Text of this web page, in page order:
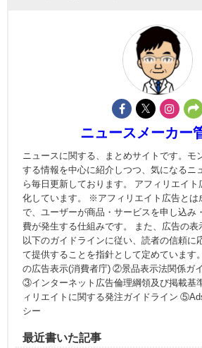
ニュースメーカー
ニュースに関する、まとめサイトです。モ
する情報を中心に紹介しつつ、気になるニ
ら毎日更新しております。 アフィリエイ
化しています。 ※アフィリエイト広告とは
で、ユーザーが商品・サービスを申し込み
費が発生する仕組みです。 また、広告の表
以下のガイドラインに従い、読者の信頼に
て提供することを指針として定めています
の広告表示(消費者庁) ②景品表示法関係ガ
③インターネット広告倫理綱領及び掲載基
ィリエイトに関する発注ガイドライン
シー
最近書いた記事